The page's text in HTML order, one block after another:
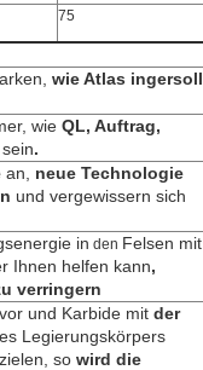
75
wie Atlas ingersoll
wie QL, Auftrag,
.
an, neue Technologie
und vergewissern sich
in den Felsen mit
Ihnen helfen kann,
verringern
und Karbide mit der
Legierungskörpers
so wird die